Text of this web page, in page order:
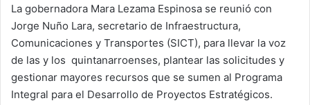
La gobernadora Mara Lezama Espinosa se reunió con
Jorge Nuño Lara, secretario de Infraestructura,
Comunicaciones y Transportes (SICT), para llevar la voz
de las y los quintanarroenses, plantear las solicitudes y
gestionar mayores recursos que se sumen al Programa
Integral para el Desarrollo de Proyectos Estratégicos.